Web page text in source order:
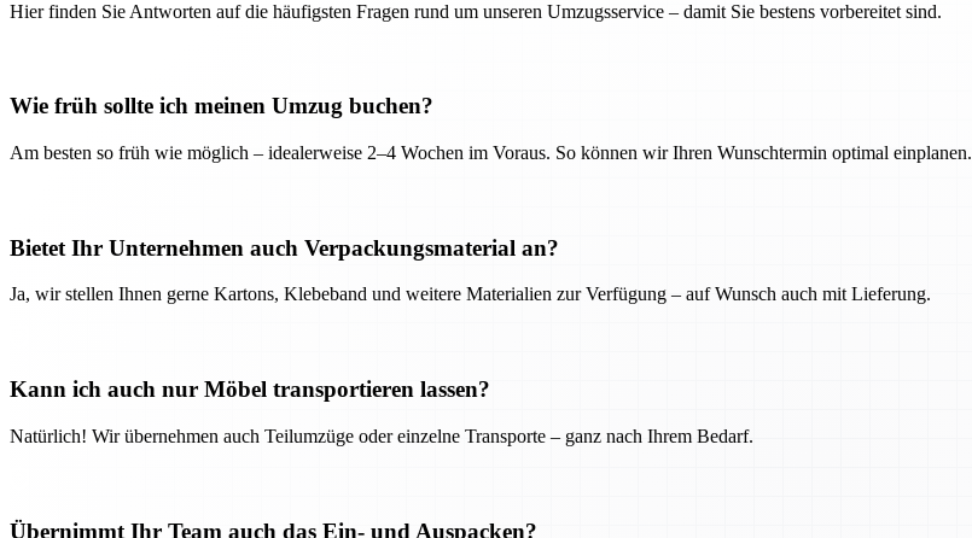
Hier finden Sie Antworten auf die häufigsten Fragen rund um unseren Umzugsservice – damit Sie bestens vorbereitet sind.
Wie früh sollte ich meinen Umzug buchen?
Am besten so früh wie möglich – idealerweise 2–4 Wochen im Voraus. So können wir Ihren Wunschtermin optimal einplanen.
Bietet Ihr Unternehmen auch Verpackungsmaterial an?
Ja, wir stellen Ihnen gerne Kartons, Klebeband und weitere Materialien zur Verfügung – auf Wunsch auch mit Lieferung.
Kann ich auch nur Möbel transportieren lassen?
Natürlich! Wir übernehmen auch Teilumzüge oder einzelne Transporte – ganz nach Ihrem Bedarf.
Übernimmt Ihr Team auch das Ein- und Auspacken?